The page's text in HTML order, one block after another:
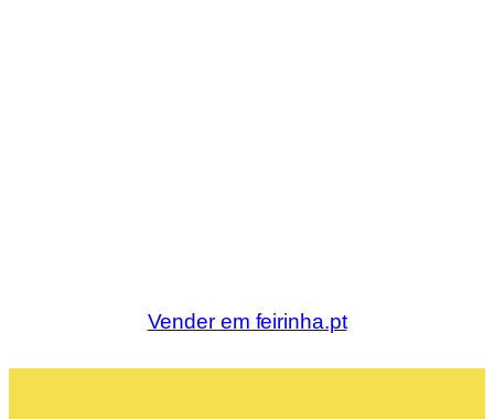
Vender em feirinha.pt